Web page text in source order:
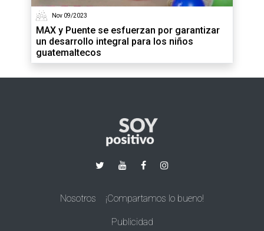
Nov 09/2023
MAX y Puente se esfuerzan por garantizar
un desarrollo integral para los niños
guatemaltecos
Nosotros ¡Compartamos lo bueno!
Publicidad